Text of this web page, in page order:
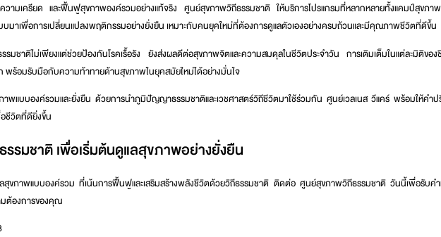
ามเครียด และฟื้นฟูสุขภาพองค์รวมอย่างแท้จริง ศูนย์สุขภาพวิถีธรรมชาติให้บริการโปรแกรมที่หลากหลายทั้งแคมป์สุขภาพ
าเพื่อการเปลี่ยนแปลงพฤติกรรมอย่างยั่งยืน เหมาะกับคนยุคใหม่ที่ต้องการดูแลตัวเองอย่างครบถ้วนและมีคุณภาพชีวิตที่ดีขึ้น
รมชาติไม่เพียงแต่ช่วยป้องกันโรคเรื้อรัง ยังส่งผลดีต่อสุขภาพจิตและความสมดุลในชีวิตประจำวัน การเติมเต็มในแต่ละมิติของ
พร้อมรับมือกับความท้าทายด้านสุขภาพในยุคสมัยใหม่ได้อย่างมั่นใจ
พแบบองค์รวมและยั่งยืน ด้วยการนำภูมิปัญญาธรรมชาติและเวชศาสตร์วิถีชีวิตมาใช้ร่วมกัน ศูนย์เวลเนส วีแคร์ พร้อมให้คำป
ชีวิตที่ดียิ่งขึ้น
รมชาติ เพื่อเริ่มต้นดูแลสุขภาพอย่างยั่งยืน
ลสุขภาพแบบองค์รวม ที่เน้นการฟื้นฟูและเสริมสร้างพลังชีวิตด้วยวิถีธรรมชาติ ติดต่อ ศูนย์สุขภาพวิถีธรรมชาติวันนี้เพื่อรับคำ
ต้องการของคุณ